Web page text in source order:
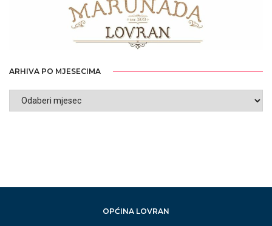
ARHIVA PO MJESECIMA
ARHIVA
OPĆINA LOVRAN